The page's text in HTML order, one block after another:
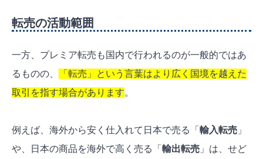
転売の活動範囲
一方、プレミア転売も国内で行われるのが一般的ではあ
るものの、
「転売」という言葉はより広く国境を越えた
取引を指す場合があります。
例えば、海外から安く仕入れて日本で売る「 輸入転売 」
や、日本の商品を海外で高く売る「 輸出転売 」は、せど